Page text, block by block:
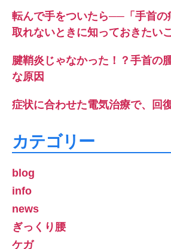
転んで手をついたら──「手首の
取れないときに知っておきたい
腱鞘炎じゃなかった！？手首の
な原因
症状に合わせた電気治療で、回
カテゴリー
blog
info
news
ぎっくり腰
ケガ